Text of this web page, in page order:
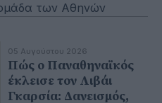
των Αθηνών
05 Αυγούστου 2026
Πώς ο Παναθηναϊκός
έκλεισε τον Λιβάι
Γκαρσία: Δανεισμός,